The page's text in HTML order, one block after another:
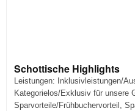
Schottische Highlights
Leistungen: Inklusivleistungen/
Kategorielos/Exklusiv für unsere
Sparvorteile/Frühbuchervorteil,